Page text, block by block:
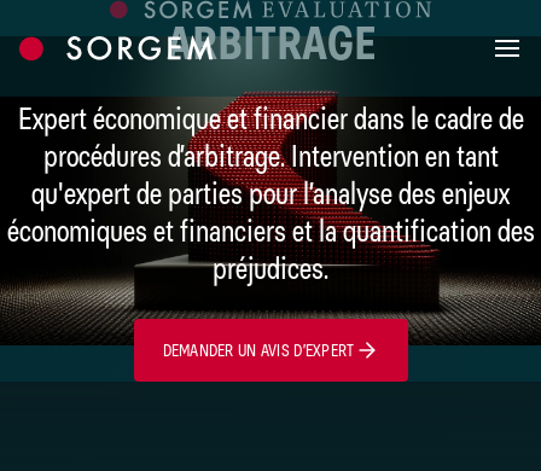
Skip to content
ARBITRAGE
Expert économique et financier dans le cadre de
procédures d’arbitrage. Intervention en tant
qu'expert de parties pour l’analyse des enjeux
économiques et financiers et la quantification des
préjudices.
DEMANDER UN AVIS D’EXPERT